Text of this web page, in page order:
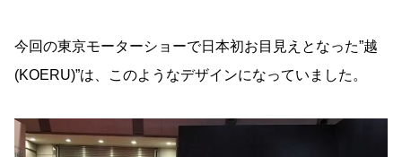
今回の東京モーターショーで日本初お目見えとなった”越
(KOERU)”は、このようなデザインになっていました。